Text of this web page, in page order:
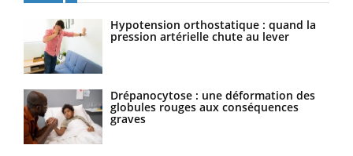
Hypotension orthostatique : quand la
pression artérielle chute au lever
Drépanocytose : une déformation des
globules rouges aux conséquences
graves